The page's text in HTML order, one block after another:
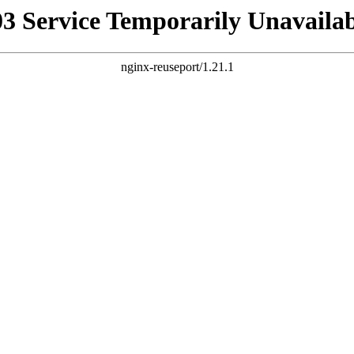
Service Temporarily
nginx-reuseport/1.21.1